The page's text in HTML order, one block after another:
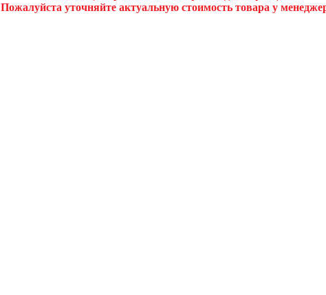
Пожалуйста уточняйте актуальную стоимость товара у